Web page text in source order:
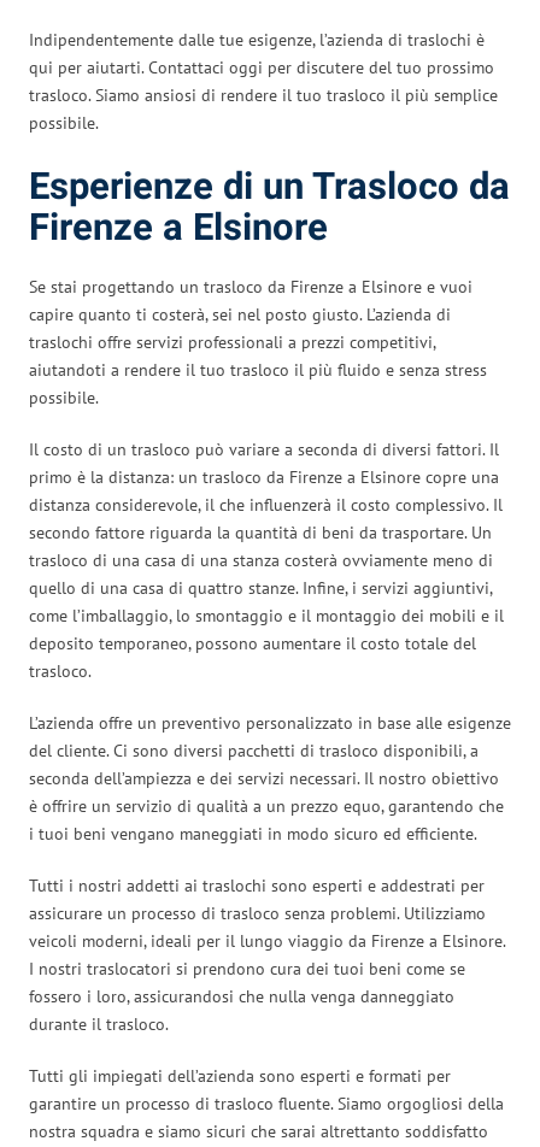
Indipendentemente dalle tue esigenze, l’azienda di traslochi è
qui per aiutarti. Contattaci oggi per discutere del tuo prossimo
trasloco. Siamo ansiosi di rendere il tuo trasloco il più semplice
possibile.
Esperienze di un Trasloco da
Firenze a Elsinore
Se stai progettando un trasloco da Firenze a Elsinore e vuoi
capire quanto ti costerà, sei nel posto giusto. L’azienda di
traslochi offre servizi professionali a prezzi competitivi,
aiutandoti a rendere il tuo trasloco il più fluido e senza stress
possibile.
Il costo di un trasloco può variare a seconda di diversi fattori. Il
primo è la distanza: un trasloco da Firenze a Elsinore copre una
distanza considerevole, il che influenzerà il costo complessivo. Il
secondo fattore riguarda la quantità di beni da trasportare. Un
trasloco di una casa di una stanza costerà ovviamente meno di
quello di una casa di quattro stanze. Infine, i servizi aggiuntivi,
come l’imballaggio, lo smontaggio e il montaggio dei mobili e il
deposito temporaneo, possono aumentare il costo totale del
trasloco.
L’azienda offre un preventivo personalizzato in base alle esigenze
del cliente. Ci sono diversi pacchetti di trasloco disponibili, a
seconda dell’ampiezza e dei servizi necessari. Il nostro obiettivo
è offrire un servizio di qualità a un prezzo equo, garantendo che
i tuoi beni vengano maneggiati in modo sicuro ed efficiente.
Tutti i nostri addetti ai traslochi sono esperti e addestrati per
assicurare un processo di trasloco senza problemi. Utilizziamo
veicoli moderni, ideali per il lungo viaggio da Firenze a Elsinore.
I nostri traslocatori si prendono cura dei tuoi beni come se
fossero i loro, assicurandosi che nulla venga danneggiato
durante il trasloco.
Tutti gli impiegati dell’azienda sono esperti e formati per
garantire un processo di trasloco fluente. Siamo orgogliosi della
nostra squadra e siamo sicuri che sarai altrettanto soddisfatto